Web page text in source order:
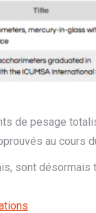
de pesage
au cours
sont désormais